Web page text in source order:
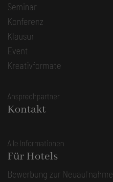
Seminar
Konferenz
Klausur
Event
Kreativformate
Ansprechpartner
Kontakt
Alle Informationen
Für Hotels
Bewerbung zur Neuaufnahme